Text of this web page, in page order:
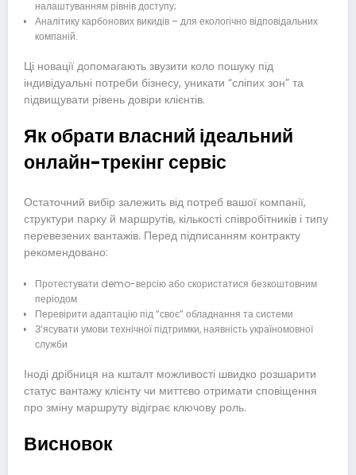
налаштуванням рівнів доступу;
Аналітику карбонових викидів – для екологічно відповідальних
компаній.
Ці новації допомагають звузити коло пошуку під
індивідуальні потреби бізнесу, уникати “сліпих зон” та
підвищувати рівень довіри клієнтів.
Як обрати власний ідеальний
онлайн-трекінг сервіс
Остаточний вибір залежить від потреб вашої компанії,
структури парку й маршрутів, кількості співробітників і типу
перевезених вантажів. Перед підписанням контракту
рекомендовано:
Протестувати demo-версію або скористатися безкоштовним
періодом
Перевірити адаптацію під “своє” обладнання та системи
З’ясувати умови технічної підтримки, наявність україномовної
служби
Іноді дрібниця на кшталт можливості швидко розшарити
статус вантажу клієнту чи миттєво отримати сповіщення
про зміну маршруту відіграє ключову роль.
Висновок